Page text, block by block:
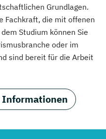
Grundlagen.
Fachkraft, die mit offenen
Studium können Sie
oder im
sind bereit für die Arbeit